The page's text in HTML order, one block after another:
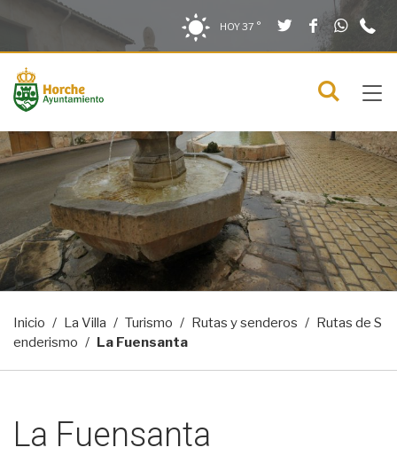
Saltar al contenido
Saltar a la navegación
Información de contacto HOY37 ° TwitterFacebook
menú
Inicio La Villa Turismo Rutas y senderos
Rutas de S
enderismo
La Fuensanta
La Fuensanta